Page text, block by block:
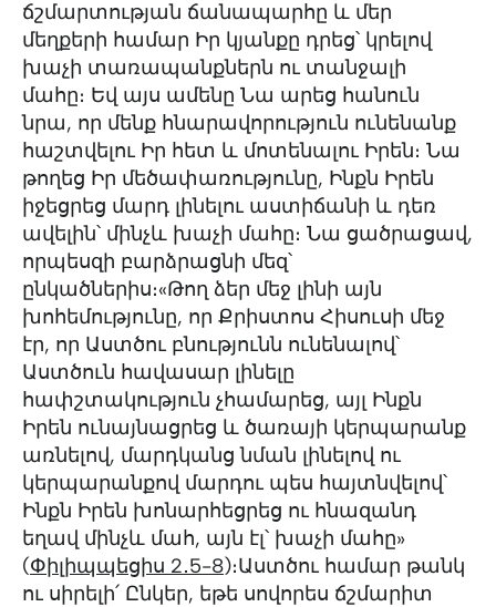
ճշմարտության ճանապարհը և մեր
մեղքերի համար Իր կյանքը դրեց՝ կրելով
խաչի տառապանքներն ու տանջալի
մահը։ Եվ այս ամենը Նա արեց հանուն
նրա, որ մենք հնարավորություն ունենանք
հաշտվելու Իր հետ և մոտենալու Իրեն։ Նա
թողեց Իր մեծափառությունը, Ինքն Իրեն
իջեցրեց մարդ լինելու աստիճանի և դեռ
ավելին՝ մինչև խաչի մահը։ Նա ցածրացավ,
որպեսզի բարձրացնի մեզ՝
ընկածներիս։«Թող ձեր մեջ լինի այն
խոհեմությունը, որ Քրիստոս Հիսուսի մեջ
էր, որ Աստծու բնությունն ունենալով՝
Աստծուն հավասար լինելը
հափշտակություն չհամարեց, այլ Ինքն
Իրեն ունայնացրեց և ծառայի կերպարանք
առնելով, մարդկանց նման լինելով ու
կերպարանքով մարդու պես հայտնվելով՝
Ինքն Իրեն խոնարհեցրեց ու հնազանդ
եղավ մինչև մահ, այն էլ՝ խաչի մահը»
(Փիլիպպեցիս 2․5-8)։Աստծու համար թանկ
ու սիրելի՛ Ընկեր, եթե սովորես ճշմարիտ